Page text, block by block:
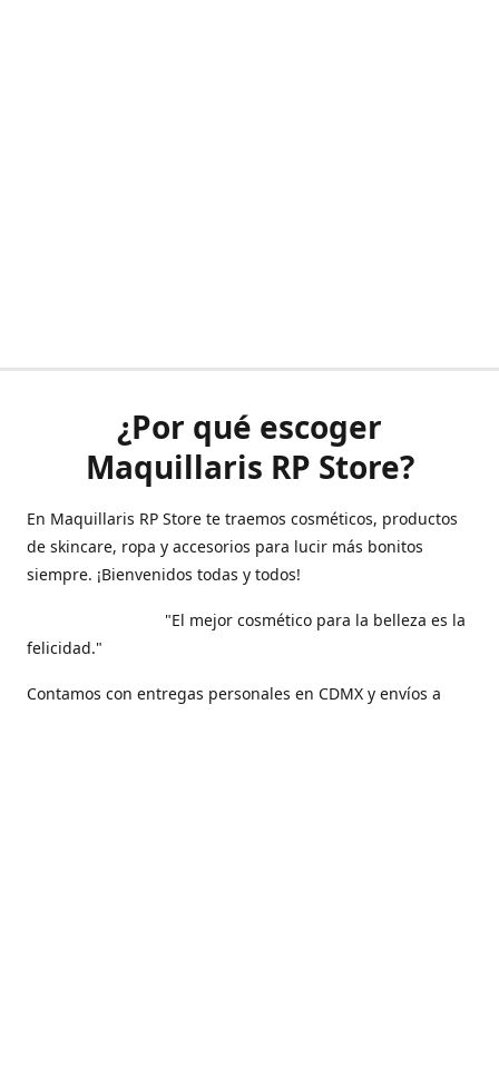
¿Por qué escoger
Maquillaris RP Store?
En Maquillaris RP Store te traemos cosméticos, productos
de skincare, ropa y accesorios para lucir más bonitos
siempre. ¡Bienvenidos todas y todos!
"El mejor cosmético para la belleza es la
felicidad."
Contamos con entregas personales en CDMX y envíos a